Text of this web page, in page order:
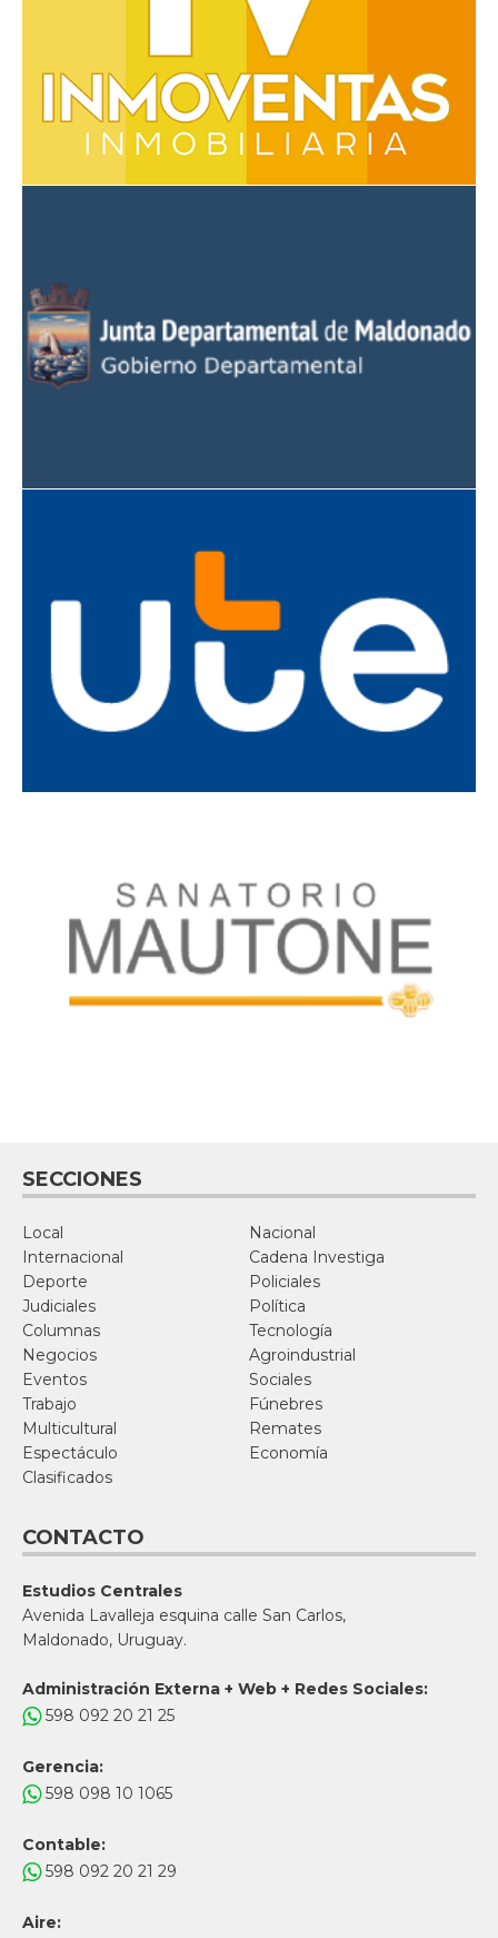
SECCIONES
Local
Nacional
Internacional
Cadena Investiga
Deporte
Policiales
Judiciales
Política
Columnas
Tecnología
Negocios
Agroindustrial
Eventos
Sociales
Trabajo
Fúnebres
Multicultural
Remates
Espectáculo
Economía
Clasificados
CONTACTO
Estudios Centrales
Avenida Lavalleja esquina calle San Carlos,
Maldonado, Uruguay.
Administración Externa + Web + Redes Sociales:
598 092 20 21 25
Gerencia:
598 098 10 1065
Contable:
598 092 20 21 29
Aire: